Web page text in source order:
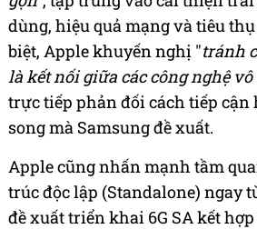
dùng, hiệu quả mạng và tiêu
biệt, Apple khuyến nghị "tránh
là kết nối giữa các công nghệ
trực tiếp phản đối cách tiếp cận
song mà Samsung đề xuất.
Apple cũng nhấn mạnh tầm
trúc độc lập (Standalone) ngay
đề xuất triển khai 6G SA kết